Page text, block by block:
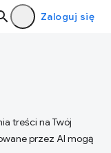
Zaloguj się
treści na Twój
przez AI mogą